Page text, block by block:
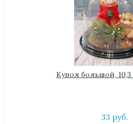
Купол большой, 10,3
33 руб.